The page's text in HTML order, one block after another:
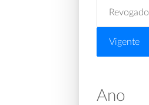
Revogado
Vigente
Ano